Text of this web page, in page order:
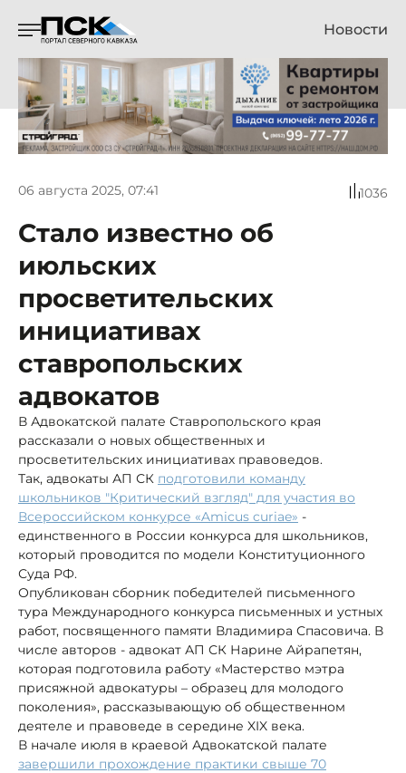
Новости
06 августа 2025, 07:41 1036
Стало известно об
июльских
просветительских
инициативах
ставропольских
адвокатов
В Адвокатской палате Ставропольского края
рассказали о новых общественных и
просветительских инициативах правоведов.
Так, адвокаты АП СК подготовили команду
школьников "Критический взгляд" для участия во
Всероссийском конкурсе «Amicus curiae» -
единственного в России конкурса для школьников,
который проводится по модели Конституционного
Суда РФ.
Опубликован сборник победителей письменного
тура Международного конкурса письменных и устных
работ, посвященного памяти Владимира Спасовича. В
числе авторов - адвокат АП СК Нарине Айрапетян,
которая подготовила работу «Мастерство мэтра
присяжной адвокатуры – образец для молодого
поколения», рассказывающую об общественном
деятеле и правоведе в середине XIX века.
В начале июля в краевой Адвокатской палате
завершили прохождение практики свыше 70